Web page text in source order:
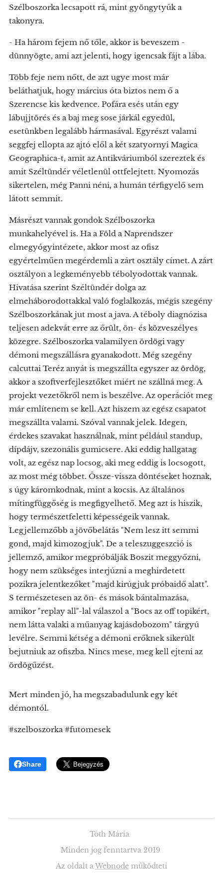
Szélboszorka lecsapott rá, mint gyöngytyúk a
takonyra.
- Ha három fejem nő tőle, akkor is beveszem -
dünnyögte, ami azt jelenti, hogy igencsak fájt a lába.
Több feje nem nőtt, de azt ugye most már
beláthatjuk, hogy március óta biztos nem ő a
Szerencse kis kedvence. Pofára esés után egy
lábujjtörés és a baj meg sose járkál egyedül,
esetünkben legalább hármasával. Egyrészt valami
seggfej ellopta az ajtó elől a két szatyornyi Magica
Geographica-t, amit az Antikváriumból szereztek és
amit Széltündér véletlenül ottfelejtett. Nyomozás
sikertelen, még Panni néni, a humán térfigyelő sem
látott semmit.
Másrészt vannak gondok Szélboszorka
munkahelyével is. Ha a Föld a Naprendszer
elmegyógyintézete, akkor most az ofisz
egyértelműen megérdemli a zárt osztály címet. A zárt
osztályon a legkeményebb tébolyodottak vannak.
Hivatása szerint Széltündér dolga az
elmeháborodottakkal való foglalkozás, mégis szegény
Szélboszorkának jut most a java. A téboly diagnózisa
teljesen adekvát erre az őrült, ön- és közveszélyes
közegre. Szélboszorka valamilyen ördögi vagy
démoni megszállásra gyanakodott. Még szegény
calcuttai Teréz anyát is megszállta egyszer az ördög,
akkor a szoftverfejlesztőket miért ne szállná meg. A
projekt vezetőkről nem is beszélve. Az operációt meg
már említenem se kell. Azt hiszem az egész csapatot
megszállta valami. Szóval vannak jelek. Idegen,
érdekes szavakat használnak, mint például standup,
dípdájv, szezonális gumicsere. Aki eddig hallgatag
volt, az egész nap locsog, aki meg eddig is locsogott,
az most még többet. Össze-vissza döntéseket hoznak,
s úgy káromkodnak, mint a kocsis. Az általános
mítingfüggőség is megfigyelhető. Meg azt is hiszik,
hogy természetfeletti képességeik vannak.
Legjellemzőbb a jövőbelátás "Nem lesz itt semmi
gond, majd kimozogjuk". De a teleszuggeszció is
jellemző, amikor megpróbálják Boszit meggyőzni,
hogy nem szükséges interjúzni a meghirdetett
pozikra jelentkezőket "majd kirúgjuk próbaidő alatt".
S természetesen az ön- és mások bántalmazása,
amikor "replay all"-lal válaszol a "Bocs az off topikért,
nem látta valaki a műanyag kajásdobozom" tárgyú
levélre. Semmi kétség a démoni erőknek sikerült
bejutniuk az ofiszba. Nincs mese, meg kell ejteni az
ördögűzést.
Mert minden jó, ha megszabadulunk egy két
démontól.
#szelboszorka #futomesek
Share
Tóth Mária
Minden jog fenntartva 2019
Az oldalt aWebnode működteti